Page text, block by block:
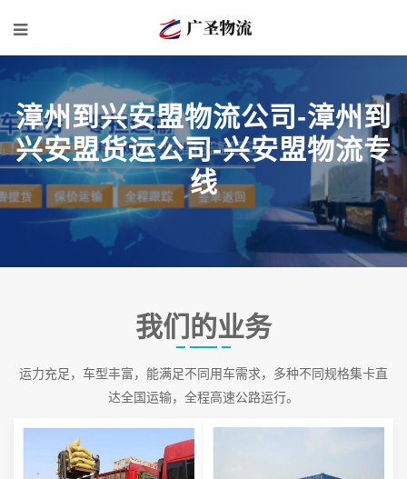
漳州到兴安盟物流公司-漳州到
兴安盟货运公司-兴安盟物流专
线
我们的业务
运力充足，车型丰富，能满足不同用车需求，多种不同规格集卡直
达全国运输，全程高速公路运行。